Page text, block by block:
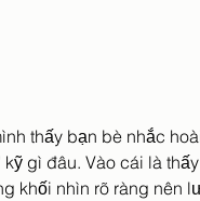
thấy bạn bè nhắc
kỹ gì đâu. Vào cái là
khối nhìn rõ ràng nên